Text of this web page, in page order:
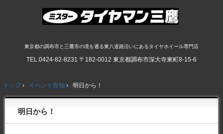
東京都の調布市と三鷹市の境を通る東八道路沿いにあるタイヤホイール専門店
TEL.0424-82-8231 〒182-0012 東京都調布市深大寺東町8-15-6
トップ › イベント告知 › 明日から！
明日から！